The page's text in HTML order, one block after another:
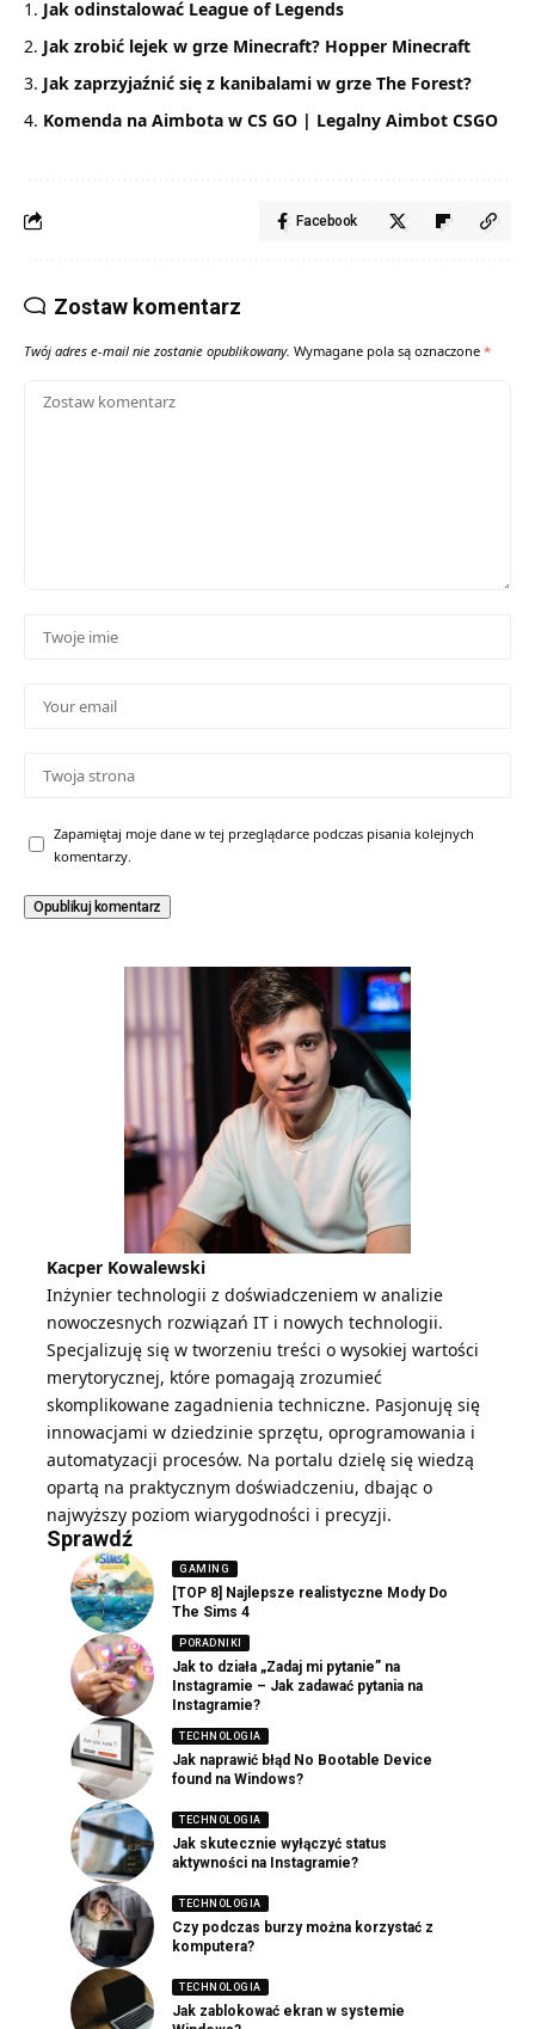
Jak odinstalować League of Legends
Jak zrobić lejek w grze Minecraft? Hopper Minecraft
Jak zaprzyjaźnić się z kanibalami w grze The Forest?
Komenda na Aimbota w CS GO | Legalny Aimbot CSGO
Facebook
Zostaw komentarz
Twój adres e-mail nie zostanie opublikowany. Wymagane pola są oznaczone *
Zapamiętaj moje dane w tej przeglądarce podczas pisania kolejnych
komentarzy.
Kacper Kowalewski
Inżynier technologii z doświadczeniem w analizie
nowoczesnych rozwiązań IT i nowych technologii.
Specjalizuję się w tworzeniu treści o wysokiej wartości
merytorycznej, które pomagają zrozumieć
skomplikowane zagadnienia techniczne. Pasjonuję się
innowacjami w dziedzinie sprzętu, oprogramowania i
automatyzacji procesów. Na portalu dzielę się wiedzą
opartą na praktycznym doświadczeniu, dbając o
najwyższy poziom wiarygodności i precyzji.
Sprawdź
GAMING
[TOP 8] Najlepsze realistyczne Mody Do
The Sims 4
PORADNIKI
Jak to działa „Zadaj mi pytanie” na
Instagramie – Jak zadawać pytania na
Instagramie?
TECHNOLOGIA
Jak naprawić błąd No Bootable Device
found na Windows?
TECHNOLOGIA
Jak skutecznie wyłączyć status
aktywności na Instagramie?
TECHNOLOGIA
Czy podczas burzy można korzystać z
komputera?
TECHNOLOGIA
Jak zablokować ekran w systemie